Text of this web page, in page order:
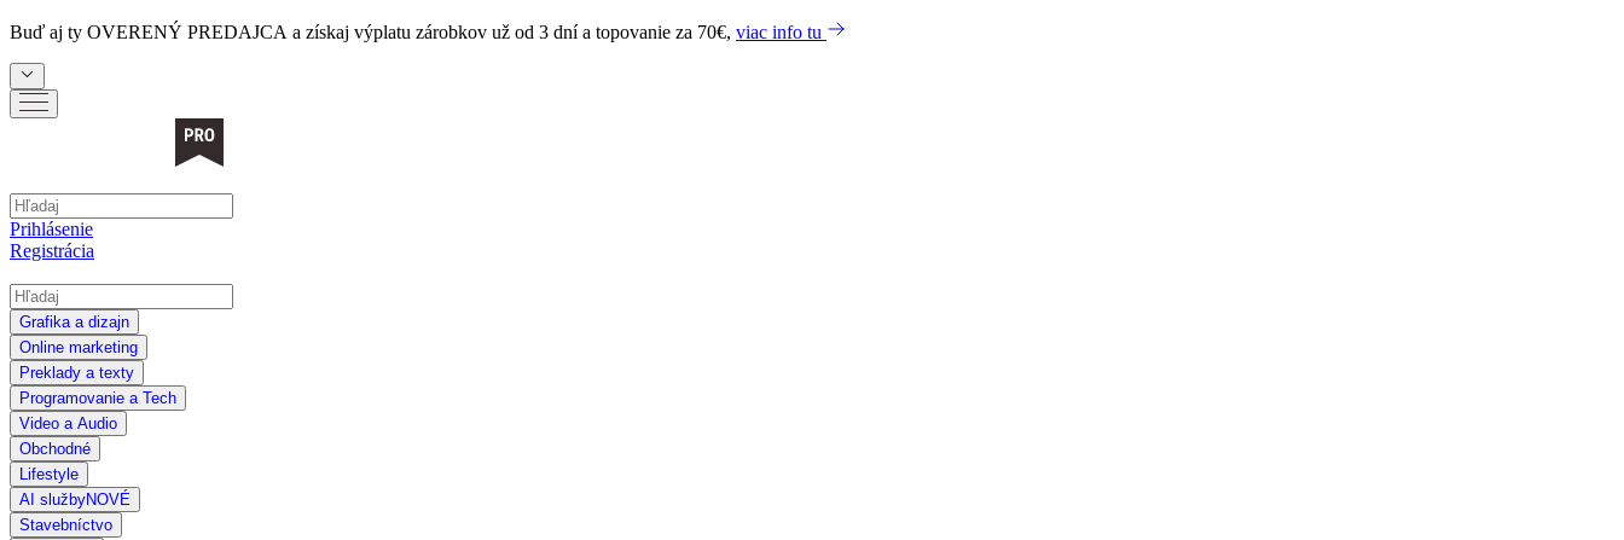
Buď aj ty OVERENÝ PREDAJCA a získaj výplatu zárobkov už od 3 dní a topovanie za 70€, viac info tu
Prihlásenie
Registrácia
Grafika a dizajn
Online marketing
Preklady a texty
Programovanie a Tech
Video a Audio
Obchodné
Lifestyle
AI službyNOVÉ
Stavebníctvo